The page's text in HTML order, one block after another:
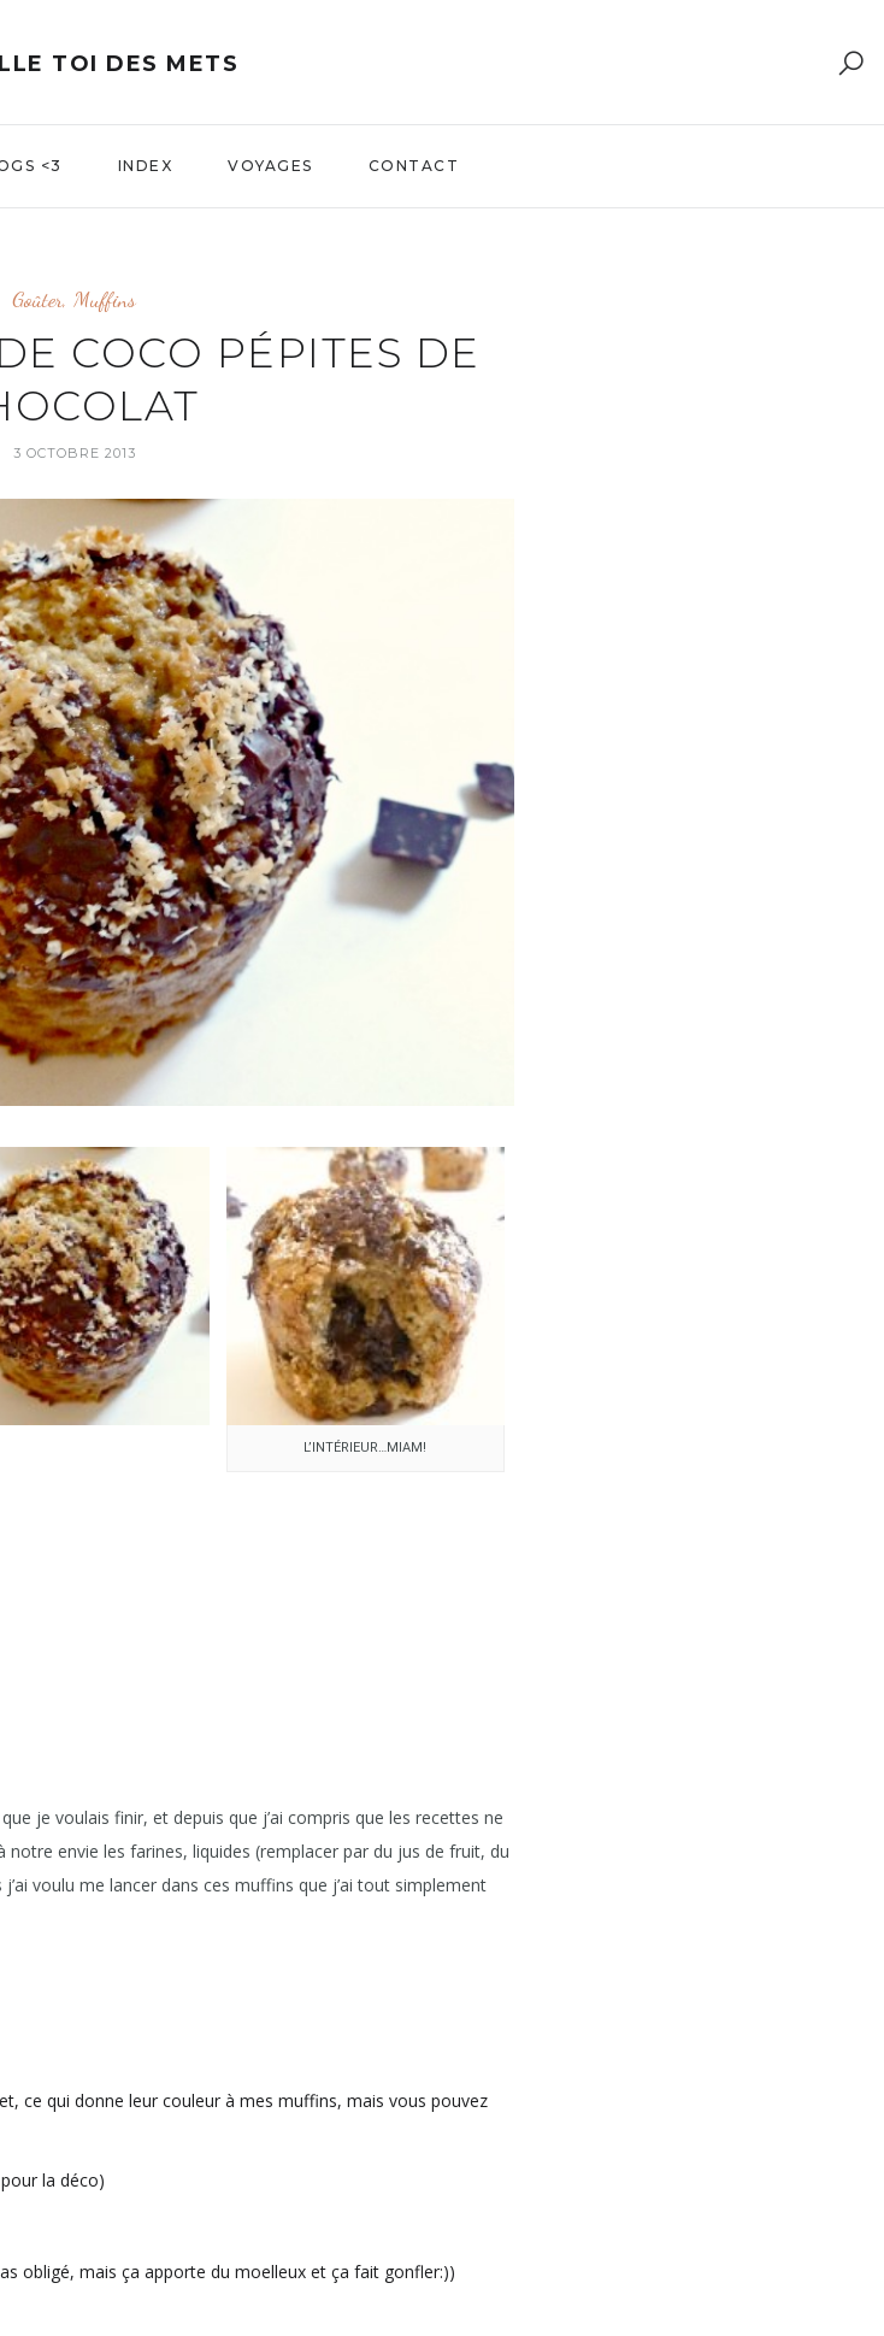
TOI DES METS
<3 INDEX VOYAGES CONTACT
Goûter, Muffins
COCO PÉPITES DE
3 OCTOBRE 2013
L’INTÉRIEUR…MIAM!
je voulais finir, et depuis que j’ai compris que les recettes ne
envie les farines, liquides (remplacer par du jus de fruit, du
voulu me lancer dans ces muffins que j’ai tout simplement
ce qui donne leur couleur à mes muffins, mais vous pouvez
la déco)
obligé, mais ça apporte du moelleux et ça fait gonfler:))